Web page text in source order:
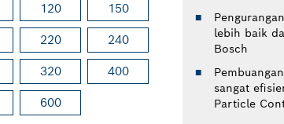
120 150
220 240
320 400
600
lebih baik
Bosch
sangat
Particle